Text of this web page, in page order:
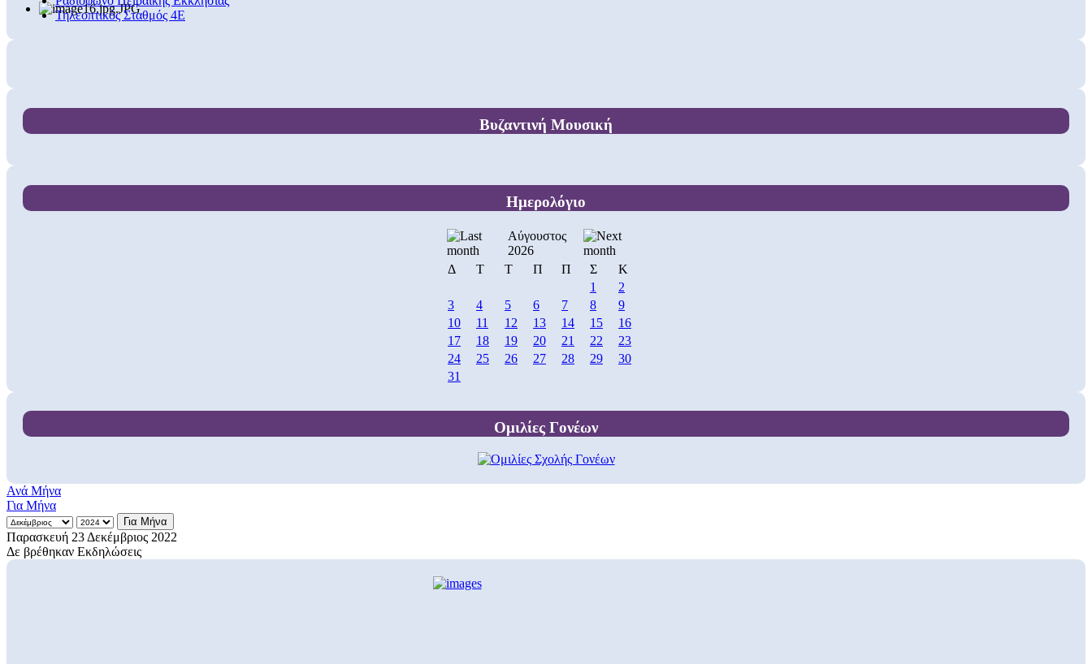
Τηλεοπτικός Σταθμός 4Ε
Βυζαντινή Μουσική
Ημερολόγιο
Αύγουστος
2026
Δ
Τ Τ Π Π Σ
Κ
1
2
3
4 5 6 7 8
9
10
11 12 13 14 15
16
17
18 19 20 21 22
23
24
25 26 27 28 29
30
31
Ομιλίες Γονέων
Ανά Μήνα
Για Μήνα
Για Μήνα
Παρασκευή 23 Δεκέμβριος 2022
Δε βρέθηκαν Εκδηλώσεις